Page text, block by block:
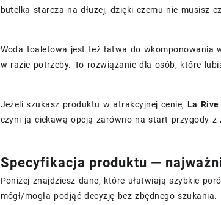
butelka starcza na dłużej, dzięki czemu nie musisz
Woda toaletowa jest też łatwa do wkomponowania
w razie potrzeby. To rozwiązanie dla osób, które
Jeżeli szukasz produktu w atrakcyjnej cenie, La
czyni ją ciekawą opcją zarówno na start przygody z
Specyfikacja produktu —
Poniżej znajdziesz dane, które ułatwiają szybkie
mógł/mogła podjąć decyzję bez zbędnego szukania.